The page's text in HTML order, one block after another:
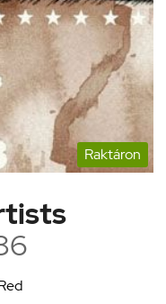
Raktáron